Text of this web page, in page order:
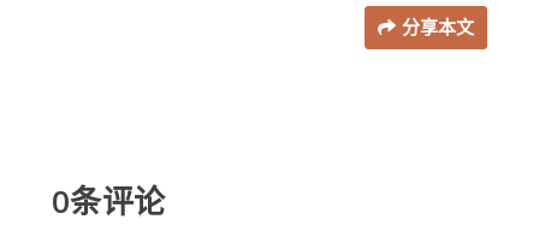
分享本文
0条评论